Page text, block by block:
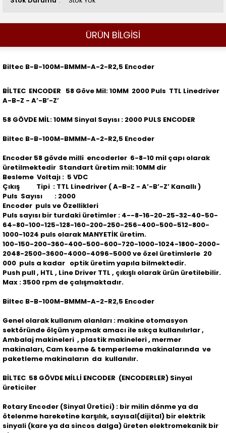
ÜRÜN BİLGİSİ
Biltec B-B-100M-BMMM-A-2-R2,5 Encoder
BİLTEC ENCODER 58 Göve Mil: 10MM 2000 Puls TTL Linedriver
A-B-Z - A’-B’-Z’
58 GÖVDE MİL: 10MM Sinyal Sayısı : 2000 PULS ENCODER
Biltec B-B-100M-BMMM-A-2-R2,5 Encoder
Encoder 58 gövde milli encoderler 6-8-10 mil çapı olarak
üretilmektedir Standart üretim mil: 10MM dir
Besleme Voltajı : 5 VDC
Çıkış Tipi : TTL Linedriver ( A-B-Z - A’-B’-Z’ Kanallı )
Puls Sayısı : 2000
Encoder puls ve Özellikleri
Puls sayısı bir turdaki üretimler : 4--8-16-20-25-32-40-50-
64-80-100-125-128-160-200-250-256-400-500-512-800-
1000-1024 puls olarak MANYETİK üretim.
100-150-200-360-400-500-600-720-1000-1024-1800-2000-
2048-2500-3600-4000-4096-5000 ve özel üretimlerle 20
000 puls a kadar optik üretim yapıla bilmektedir.
Push pull , HTL , Line Driver TTL , çıkışlı olarak ürün üretilebilir.
Max : 3500 rpm de çalışmaktadır.
Biltec B-B-100M-BMMM-A-2-R2,5 Encoder
Genel olarak kullanım alanları : makine otomasyon
sektöründe ölçüm yapmak amacı ile sıkça kullanılırlar ,
Ambalaj makineleri , plastik makineleri , mermer
makinaları, Cam kesme & temperleme makinalarında ve
paketleme makinaların da kullanılır.
BİLTEC 58 GÖVDE MİLLİ ENCODER (ENCODERLER) Sinyal
üreticiler
Rotary Encoder (Sinyal Üretici) : bir milin dönme ya da
ötelenme hareketine karşılık, sayısal(dijital) bir elektrik
sinyali (kare ya da sincos dalga) üreten elektromekanik bir